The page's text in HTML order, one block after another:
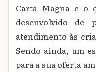
Carta Magna e o
desenvolvido de
atendimento às
Sendo ainda, um
para a sua oferta